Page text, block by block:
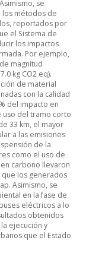
se
los métodos de
reportados por
el Sistema de
los impactos
Por ejemplo,
magnitud
kg CO2 eq).
de material
con la calidad
del impacto en
uso del tramo corto
33 km, el mayor
a las emisiones
de la
como el uso de
carbono llevaron
que los generados
Asimismo, se
en la fase de
eléctricos a lo
obtenidos
ejecución y
que el Estado